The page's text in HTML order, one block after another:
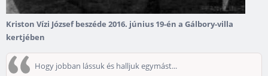
Kriston Vízi József beszéde 2016. június 19-én a Gálbory-villa
kertjében
Hogy jobban lássuk és halljuk egymást...